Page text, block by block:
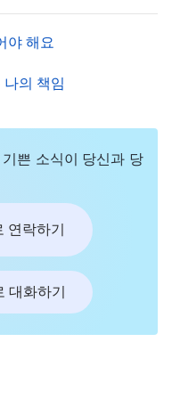
보여 준다. 이는 전
니냐?
행하지 않는 사람에 대
습을 비춰 보니 그녀
회 사역을 교란해 왔
탄의 종이자 교회 사
라는 생각이 들었습
런 악행과 모습을 모
교회 원칙에 따라 그
입니다. 그렇게 되면
계가 없어지고 구원
가 만약 출교된다면
야 해요
의 책임
쁜 소식이 당신과 당
연락하기
대화하기